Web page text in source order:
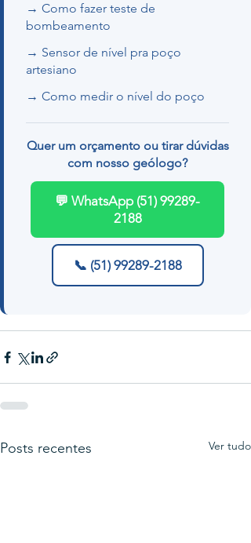
→ Como fazer teste de
bombeamento
→ Sensor de nível pra poço
artesiano
→ Como medir o nível do poço
Quer um orçamento ou tirar dúvidas
com nosso geólogo?
💬 WhatsApp (51) 99289-
2188
📞 (51) 99289-2188
Posts recentes Ver tudo